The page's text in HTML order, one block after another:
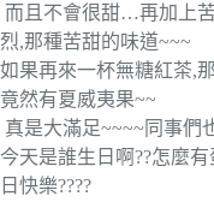
而且不會很甜…再加上
烈,那種苦甜的味道~~~
如果再來一杯無糖紅茶,
竟然有夏威夷果~~
真是大滿足~~~~同事們
今天是誰生日啊??怎麼
日快樂????